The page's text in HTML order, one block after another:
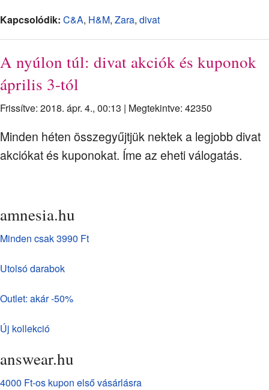
Kapcsolódik: C&A, H&M, Zara, divat
A nyúlon túl: divat akciók és kuponok
április 3-tól
Frissítve: 2018. ápr. 4., 00:13 | Megtekintve: 42350
Minden héten összegyűjtjük nektek a legjobb divat
akciókat és kuponokat. Íme az eheti válogatás.
amnesia.hu
Minden csak 3990 Ft
Utolsó darabok
Outlet: akár -50%
Új kollekció
answear.hu
4000 Ft-os kupon első vásárlásra